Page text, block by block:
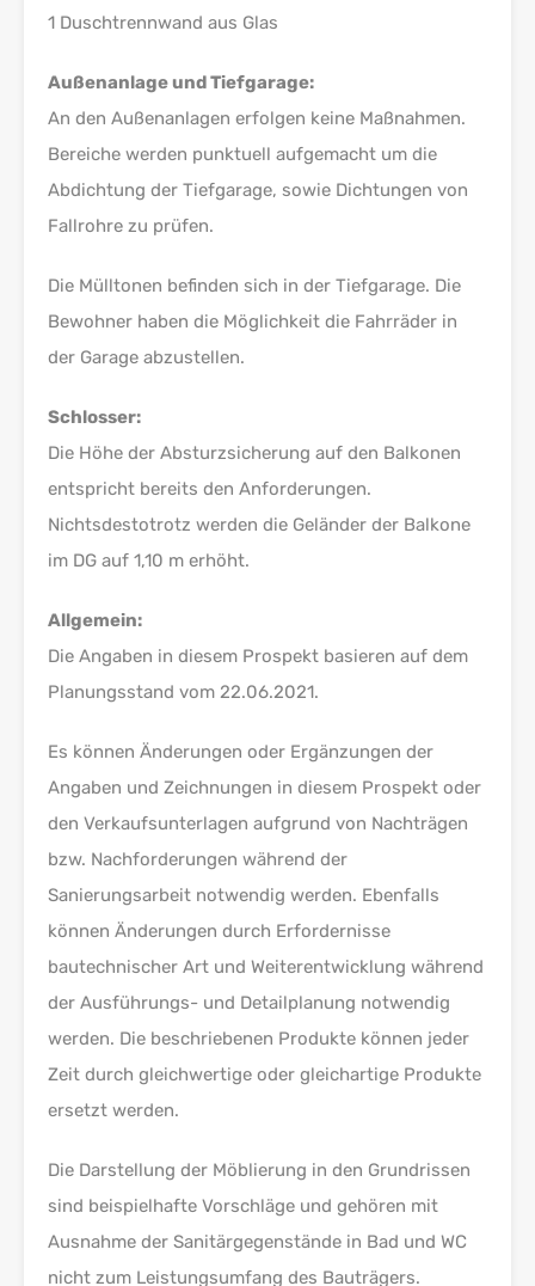
1 Duschtrennwand aus Glas
Außenanlage und Tiefgarage:
An den Außenanlagen erfolgen keine Maßnahmen.
Bereiche werden punktuell aufgemacht um die
Abdichtung der Tiefgarage, sowie Dichtungen von
Fallrohre zu prüfen.
Die Mülltonen befinden sich in der Tiefgarage. Die
Bewohner haben die Möglichkeit die Fahrräder in
der Garage abzustellen.
Schlosser:
Die Höhe der Absturzsicherung auf den Balkonen
entspricht bereits den Anforderungen.
Nichtsdestotrotz werden die Geländer der Balkone
im DG auf 1,10 m erhöht.
Allgemein:
Die Angaben in diesem Prospekt basieren auf dem
Planungsstand vom 22.06.2021.
Es können Änderungen oder Ergänzungen der
Angaben und Zeichnungen in diesem Prospekt oder
den Verkaufsunterlagen aufgrund von Nachträgen
bzw. Nachforderungen während der
Sanierungsarbeit notwendig werden. Ebenfalls
können Änderungen durch Erfordernisse
bautechnischer Art und Weiterentwicklung während
der Ausführungs- und Detailplanung notwendig
werden. Die beschriebenen Produkte können jeder
Zeit durch gleichwertige oder gleichartige Produkte
ersetzt werden.
Die Darstellung der Möblierung in den Grundrissen
sind beispielhafte Vorschläge und gehören mit
Ausnahme der Sanitärgegenstände in Bad und WC
nicht zum Leistungsumfang des Bauträgers.